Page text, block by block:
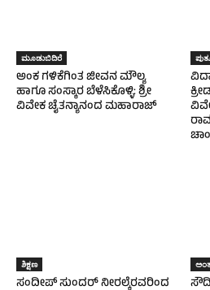
ಮೂಡುಬಿದಿರೆ
ಅಂಕ ಗಳಿಕೆಗಿಂತ ಜೀವನ ಮೌಲ್ಯ
ಹಾಗೂ ಸಂಸ್ಕಾರ ಬೆಳೆಸಿಕೊಳ್ಳಿ: ಶ್ರೀ
ವಿವೇಕ ಚೈತನ್ಯಾನಂದ ಮಹಾರಾಜ್
ಶಿಕ್ಷಣ
ಸಂದೀಪ್ ಸುಂದರ್ ನೀರಲ್ಕೆರವರಿಂದ